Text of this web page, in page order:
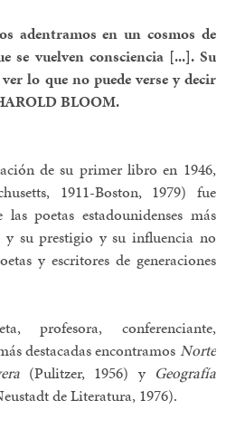
adentramos en un cosmos de
se vuelven consciencia [...]. Su
lo que no puede verse y decir
BLOOM.
de su primer libro en 1946,
1911-Boston, 1979) fue
poetas estadounidenses más
su prestigio y su influencia no
y escritores de generaciones
profesora, conferenciante,
destacadas encontramos Norte
(Pulitzer, 1956) y Geografía
de Literatura, 1976).